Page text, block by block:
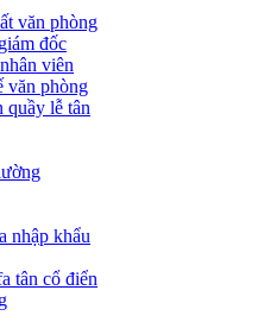
văn phòng
đốc
viên
văn phòng
quầy lễ tân
nhập khẩu
tân cổ điển